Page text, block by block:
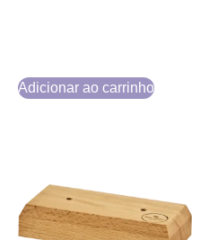
Adicionar ao carrinho